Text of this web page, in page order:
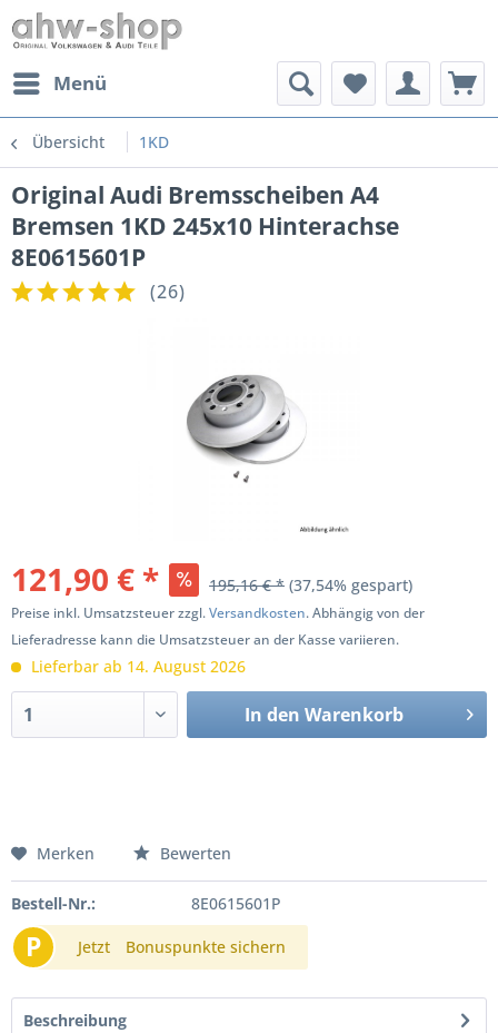
Menü
Übersicht 1KD
Original Audi Bremsscheiben A4
Bremsen 1KD 245x10 Hinterachse
8E0615601P
(26)
121,90 € * 195,16 € * (37,54% gespart)
Preise inkl. Umsatzsteuer zzgl.Versandkosten. Abhängig von der
Lieferadresse kann die Umsatzsteuer an der Kasse variieren.
Lieferbar ab 14. August 2026
In den Warenkorb
Merken Bewerten
Bestell-Nr.: 8E0615601P
P Jetzt Bonuspunkte sichern
Beschreibung